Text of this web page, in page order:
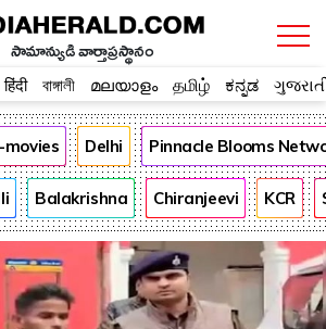
సామాన్యుడి వార్తాప్రస్థానం
हिंदी বাঙ্গালী മലയാളം தமிழ் ಕನ್ನಡ
movies Delhi Pinnacle Blooms
Balakrishna Chiranjeevi KCR